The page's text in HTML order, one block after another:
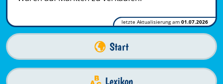
letzte Aktualisierung am 01.07.2026
Start
Lexikon